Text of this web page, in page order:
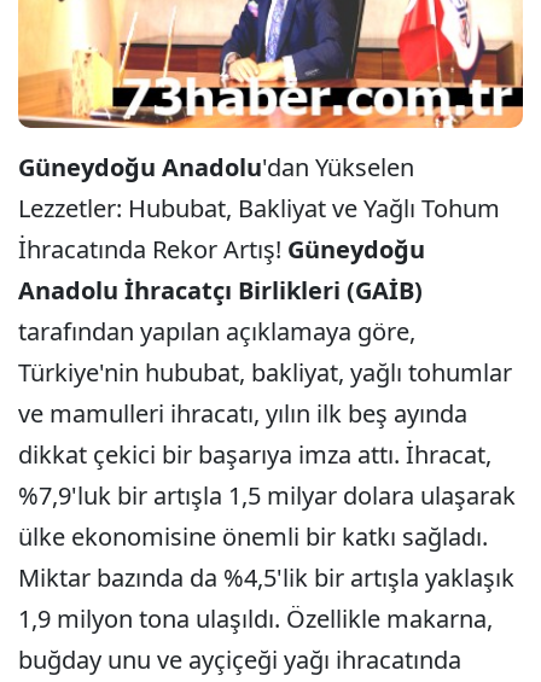
Güneydoğu Anadolu'dan Yükselen
Lezzetler: Hububat, Bakliyat ve Yağlı Tohum
İhracatında Rekor Artış! Güneydoğu
Anadolu İhracatçı Birlikleri (GAİB)
tarafından yapılan açıklamaya göre,
Türkiye'nin hububat, bakliyat, yağlı tohumlar
ve mamulleri ihracatı, yılın ilk beş ayında
dikkat çekici bir başarıya imza attı. İhracat,
%7,9'luk bir artışla 1,5 milyar dolara ulaşarak
ülke ekonomisine önemli bir katkı sağladı.
Miktar bazında da %4,5'lik bir artışla yaklaşık
1,9 milyon tona ulaşıldı. Özellikle makarna,
buğday unu ve ayçiçeği yağı ihracatında